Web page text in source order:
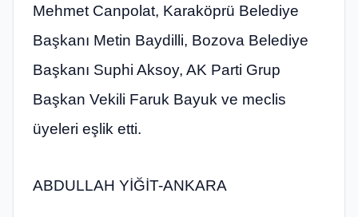
Mehmet Canpolat, Karaköprü Belediye
Başkanı Metin Baydilli, Bozova Belediye
Başkanı Suphi Aksoy, AK Parti Grup
Başkan Vekili Faruk Bayuk ve meclis
üyeleri eşlik etti.
ABDULLAH YİĞİT-ANKARA